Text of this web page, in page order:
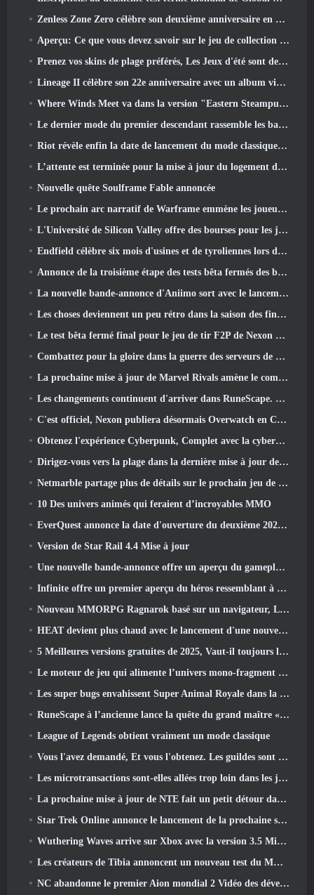
Zenless Zone Zero célèbre son deuxième anniversaire en offrant aux joueurs le choix d'un agent gratuit de rang S
Aperçu: Ce que vous devez savoir sur le jeu de collection de créatures de HoYoverse, Honkai: Lien âme
Prenez vos skins de plage préférés, Les Jeux d'été sont de retour sur Overwatch
Lineage II célèbre son 22e anniversaire avec un album vinyle en édition collector
Where Winds Meet va dans la version "Eastern Steampunk" 2.0
Le dernier mode du premier descendant rassemble les batailles difficiles d'interception du vide et les profondeurs.
Riot révèle enfin la date de lancement du mode classique de League Of Legends
L’attente est terminée pour la mise à jour du logement des grands joueurs de RuneScape
Nouvelle quête Soulframe Fable annoncée
Le prochain arc narratif de Warframe emmène les joueurs vers une toute nouvelle carte des étoiles, Le système Tau
L'Université de Silicon Valley offre des bourses pour les jeux et certaines des exigences sont intéressantes
Endfield célèbre six mois d'usines et de tyroliennes lors de sa prochaine mise à jour
Annonce de la troisième étape des tests bêta fermés des batailles d'infanterie de War Thunder
La nouvelle bande-annonce d'Aniimo sort avec le lancement du dernier test bêta fermé
Les choses deviennent un peu rétro dans la saison des finales 11 Mise à jour
Le test bêta fermé final pour le jeu de tir F2P de Nexon Sudden Attack Zero Point a débuté aujourd'hui
Combattez pour la gloire dans la guerre des serveurs de Lineage II
La prochaine mise à jour de Marvel Rivals amène le combat contre les dieux
Les changements continuent d'arriver dans RuneScape. Cette fois, c'est le logement des joueurs
C'est officiel, Nexon publiera désormais Overwatch en Corée du Sud
Obtenez l'expérience Cyberpunk, Complet avec la cyberpsychose, Dans le prochain événement crossover d’Apex Legends
Dirigez-vous vers la plage dans la dernière mise à jour de Palia
Netmarble partage plus de détails sur le prochain jeu de mise à niveau solo, Mise à niveau en solo: KARMA à l’Anime Expo
10 Des univers animés qui feraient d’incroyables MMO
EverQuest annonce la date d'ouverture du deuxième 2026 Serveur d'extension temporisé
Version de Star Rail 4.4 Mise à jour
Une nouvelle bande-annonce offre un aperçu du gameplay de Silver Palace
Infinite offre un premier aperçu du héros ressemblant à une sirène à venir dans le printemps-été 2013: Lumière du soir
Nouveau MMORPG Ragnarok basé sur un navigateur, L'univers Ragnarok annoncé
HEAT devient plus chaud avec le lancement d'une nouvelle carte du désert
5 Meilleures versions gratuites de 2025, Vaut-il toujours la peine d'y jouer 2026?
Le moteur de jeu qui alimente l’univers mono-fragment d’Eve Online est désormais open source
Les super bugs envahissent Super Animal Royale dans la mise à jour « Super Natural »
RuneScape à l’ancienne lance la quête du grand maître « La Lune de sang se lève », Mettre fin à une série de quêtes de 20 ans
League of Legends obtient vraiment un mode classique
Vous l'avez demandé, Et vous l'obtenez. Les guildes sont maintenant disponibles dans Eterspire
Les microtransactions sont-elles allées trop loin dans les jeux gratuits?
La prochaine mise à jour de NTE fait un petit détour dans un jeu de table fantastique
Star Trek Online annonce le lancement de la prochaine saison « Undiscovered »
Wuthering Waves arrive sur Xbox avec la version 3.5 Mise à jour
Les créateurs de Tibia annoncent un nouveau test du MMORPG Zombie à l'ancienne, Persister en ligne
NC abandonne le premier Aion mondial 2 Vidéo des développeurs, Partager des détails sur le jeu